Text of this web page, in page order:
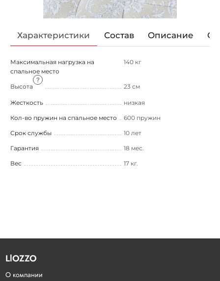
Характеристики Состав Описание
Максимальная нагрузка на
спальное место
140 кг
Высота 23 см
Жесткость низкая
Кол-во пружин на спальное место 600 пружин
Срок службы 10 лет
Гарантия 18 мес.
Вес 17 кг.
LlOZZO
О компании